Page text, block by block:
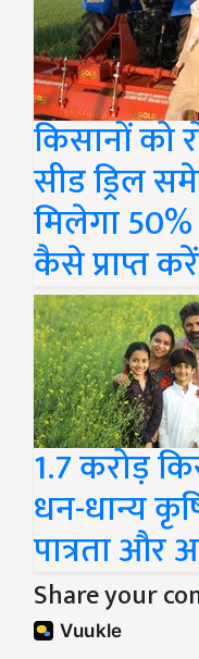
किसानों को
सीड ड्रिल
मिलेगा
कैसे प्राप्त
1.7 करोड़
धन-धान्य
पात्रता और
Share your